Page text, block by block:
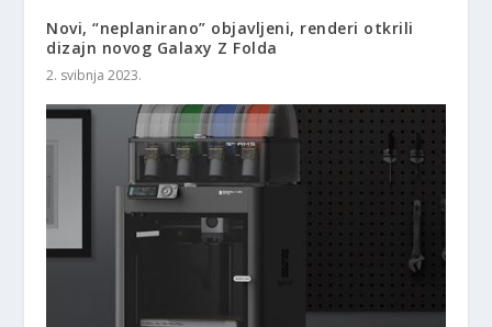
Novi, “neplanirano” objavljeni, renderi otkrili
dizajn novog Galaxy Z Folda
2. svibnja 2023.